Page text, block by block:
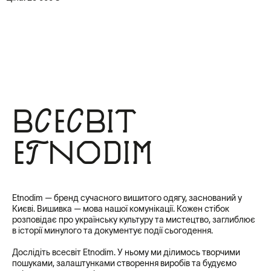
S⎥176
Обхват сукні по грудях 131 см
Довжина рукава від горловини 77 см
Довжина сукні 121 см
Обʼєм по низу сукні 220 см
Обхват сукні по грудях 135 см
Довжина рукава від горловини 76 см
Довжина сукні 119 см
Обʼєм по низу сукні 234 см
М⎥176
Обхват сукні по грудях 135 см
Довжина рукава від горловини 78 см
Всесвіт
Etnodim
Etnodim — бренд сучасного вишитого одягу, заснований у
Києві. Вишивка — мова нашої комунікації. Кожен стібок
розповідає про українську культуру та мистецтво, заглиблює
в історії минулого та документує події сьогодення.
Дослідіть всесвіт Etnodim. У ньому ми ділимось творчими
пошуками, залаштунками створення виробів та будуємо